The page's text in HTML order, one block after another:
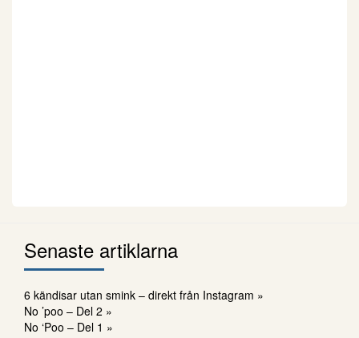
Senaste artiklarna
6 kändisar utan smink – direkt från Instagram »
No ’poo – Del 2 »
No ‘Poo – Del 1 »